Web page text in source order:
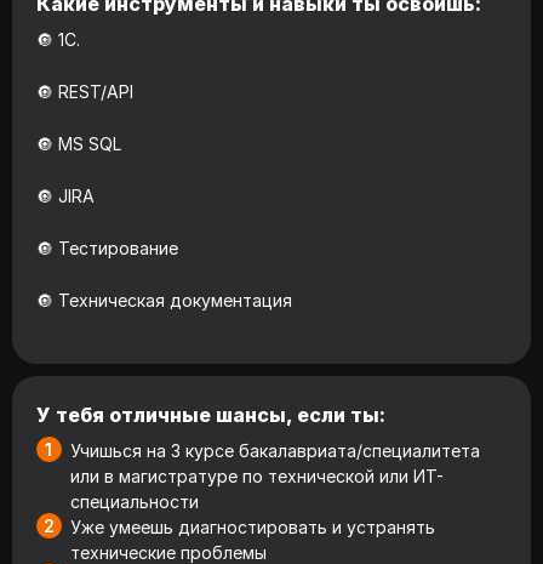
🔘 1С.
🔘 REST/API
🔘 MS SQL
🔘 JIRA
🔘 Тестирование
🔘 Техническая документация
У тебя отличные шансы, если ты:
Учишься на 3 курсе бакалавриата/специалитета
или в магистратуре по технической или ИТ-
специальности
Уже умеешь диагностировать и устранять
технические проблемы